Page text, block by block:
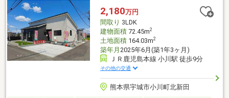
2,180万円
間取り 3LDK
建物面積72.45m2
土地面積164.03m2
築年月 2025年6月(築1年3ヶ月)
ＪＲ鹿児島本線 小川駅 徒歩9分
その他の交通
熊本県宇城市小川町北新田